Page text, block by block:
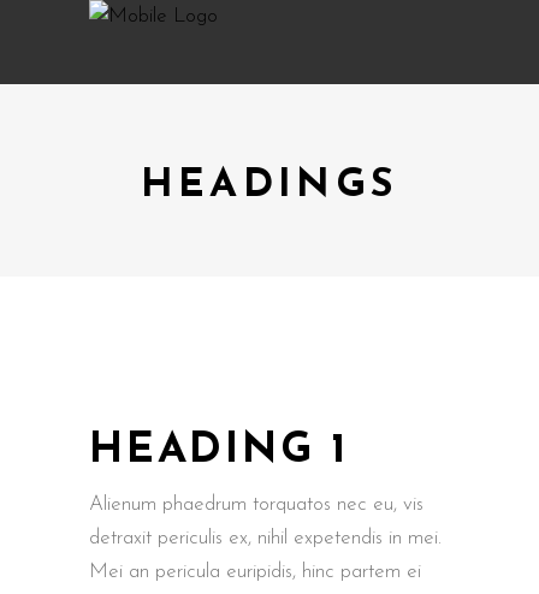
HEADINGS
HEADING 1
Alienum phaedrum torquatos nec eu, vis
detraxit periculis ex, nihil expetendis in mei.
Mei an pericula euripidis, hinc partem ei